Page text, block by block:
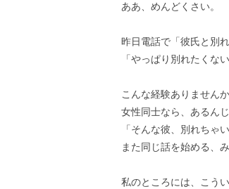
ああ、めんどくさい。
昨日電話で「彼氏と別
「やっぱり別れたくな
こんな経験ありませんか
女性同士なら、あるん
「そんな彼、別れちゃ
また同じ話を始める、み
私のところには、こう